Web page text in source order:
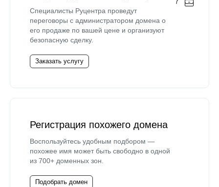
Специалисты Руцентра проведут
переговоры с администратором домена о
его продаже по вашей цене и организуют
безопасную сделку.
Заказать услугу
Регистрация похожего домена
Воспользуйтесь удобным подбором —
похожее имя может быть свободно в одной
из 700+ доменных зон.
Подобрать домен